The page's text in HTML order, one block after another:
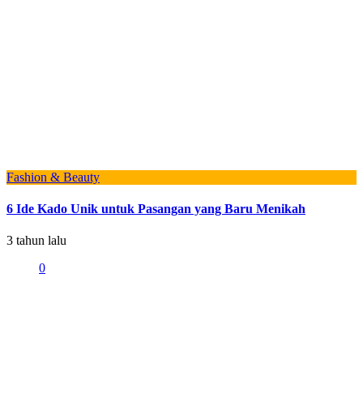
Fashion & Beauty
6 Ide Kado Unik untuk Pasangan yang Baru Menikah
3 tahun lalu
0